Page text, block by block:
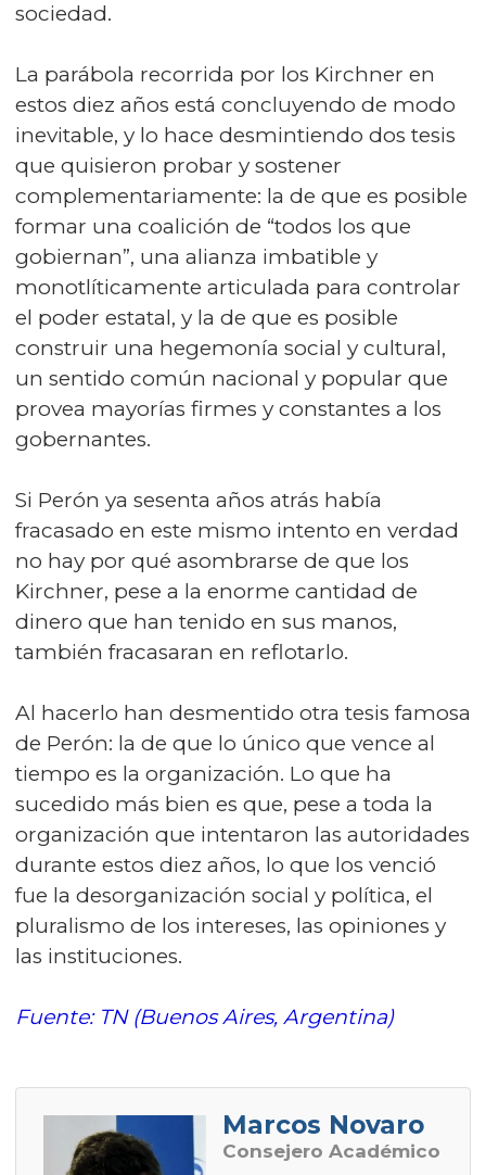
sociedad.
La parábola recorrida por los Kirchner en
estos diez años está concluyendo de modo
inevitable, y lo hace desmintiendo dos tesis
que quisieron probar y sostener
complementariamente: la de que es posible
formar una coalición de “todos los que
gobiernan”, una alianza imbatible y
monotlíticamente articulada para controlar
el poder estatal, y la de que es posible
construir una hegemonía social y cultural,
un sentido común nacional y popular que
provea mayorías firmes y constantes a los
gobernantes.
Si Perón ya sesenta años atrás había
fracasado en este mismo intento en verdad
no hay por qué asombrarse de que los
Kirchner, pese a la enorme cantidad de
dinero que han tenido en sus manos,
también fracasaran en reflotarlo.
Al hacerlo han desmentido otra tesis famosa
de Perón: la de que lo único que vence al
tiempo es la organización. Lo que ha
sucedido más bien es que, pese a toda la
organización que intentaron las autoridades
durante estos diez años, lo que los venció
fue la desorganización social y política, el
pluralismo de los intereses, las opiniones y
las instituciones.
Fuente: TN (Buenos Aires, Argentina)
Marcos Novaro
Consejero Académico